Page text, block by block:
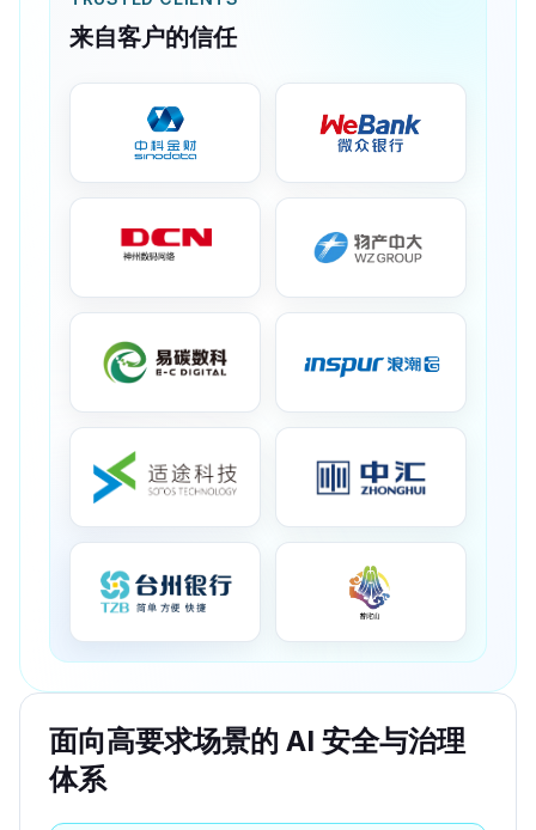
来自客户的信任
面向高要求场景的 AI 安全与治理
体系